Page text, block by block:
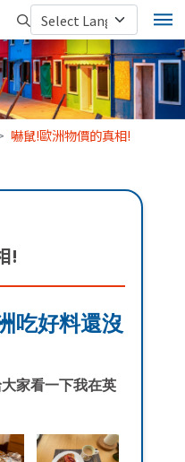
嚇鼠!歐洲物價的真相!
!
吃好料還沒
家看一下我在英